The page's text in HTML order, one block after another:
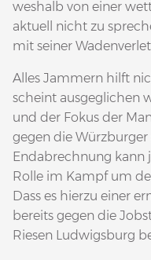
weshalb von einer
aktuell nicht zu
mit seiner
Alles Jammern hilft
scheint ausgeglichen
und der Fokus der
gegen die
Endabrechnung kann
Rolle im Kampf um
Dass es hierzu einer
bereits gegen die
Riesen Ludwigsburg